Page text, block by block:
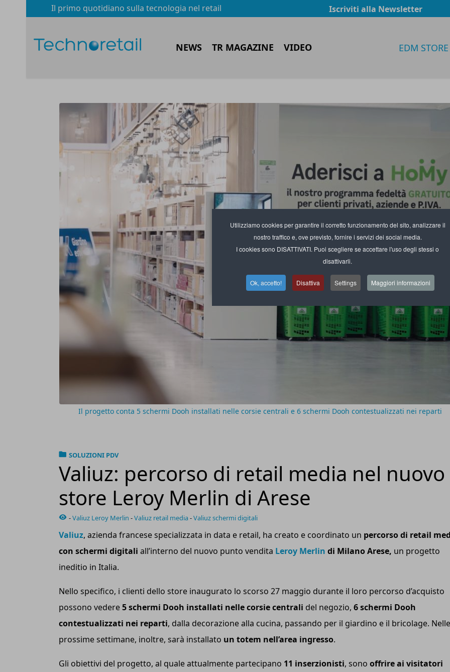
Utilizziamo cookies per garantire il corretto funzionamento del sito, analizzare il
nostro traffico e, ove previsto, fornire i servizi dei social media.
I cookies sono DISATTIVATI. Puoi scegliere se accettare l'uso degli stessi o
disattivarli.
Ok, accetto! Disattiva Settings Maggiori informazioni
Il primo quotidiano sulla tecnologia nel retail Iscriviti alla Newsletter
NEWS TR MAGAZINE VIDEO EDM STORE
Il progetto conta 5 schermi Dooh installati nelle corsie centrali e 6 schermi Dooh contestualizzati nei reparti
SOLUZIONI PDV
Valiuz: percorso di retail media nel nuovo
store Leroy Merlin di Arese
-Valiuz Leroy Merlin -Valiuz retail media-Valiuz schermi digitali
Valiuz, azienda francese specializzata in data e retail, ha creato e coordinato un percorso di retail
con schermi digitali all’interno del nuovo punto vendita Leroy Merlin di Milano Arese, un progetto
ineditio in Italia.
Nello specifico, i clienti dello store inaugurato lo scorso 27 maggio durante il loro percorso d’acquisto
possono vedere5 schermi Dooh installati nelle corsie centrali del negozio, 6 schermi Dooh
contestualizzati nei reparti, dalla decorazione alla cucina, passando per il giardino e il bricolage. Nelle
prossime settimane, inoltre, sarà installato un totem nell’area ingresso.
Gli obiettivi del progetto, al quale attualmente partecipano 11 inserzionisti, sono offrire ai visitatori